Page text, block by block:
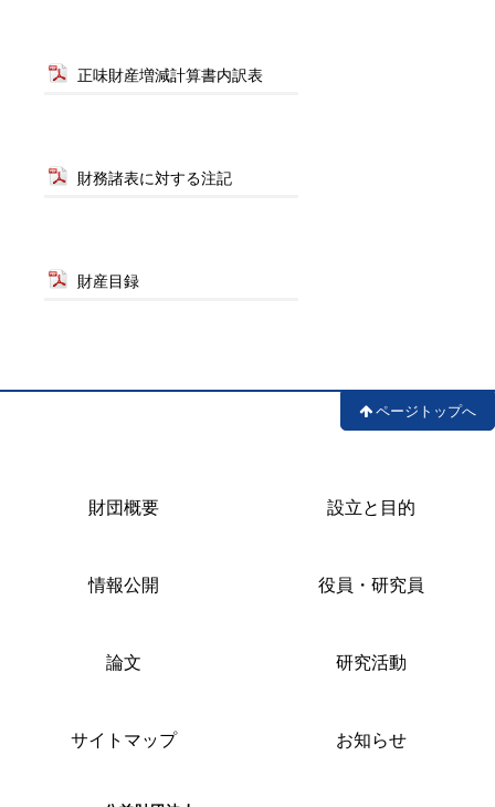
正味財産増減計算書内訳表
財務諸表に対する注記
財産目録
ページトップへ
財団概要 設立と目的
情報公開 役員・研究員
論文 研究活動
サイトマップ お知らせ